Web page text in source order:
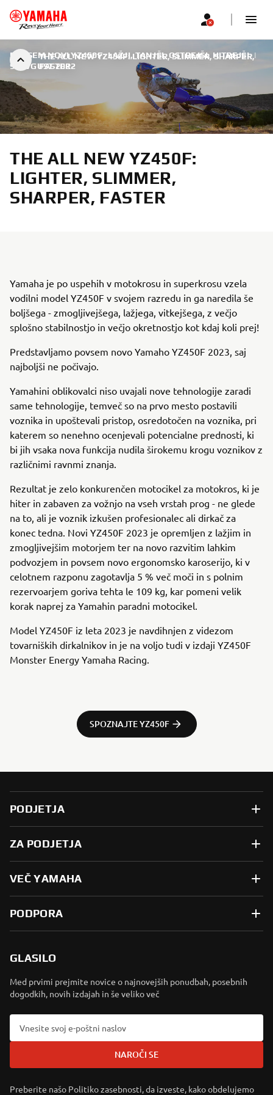
THE ALL NEW YZ450F: LIGHTER, SLIMMER, SHARPER,
FASTER
POVSEM NOVI YZ450F: LAŽJI, TANJŠI, OSTREJŠI, HITREJŠI |
9. AVGUST 2022
THE ALL NEW YZ450F:
LIGHTER, SLIMMER,
SHARPER, FASTER
Yamaha je po uspehih v motokrosu in superkrosu vzela
vodilni model YZ450F v svojem razredu in ga naredila še
boljšega - zmogljivejšega, lažjega, vitkejšega, z večjo
splošno stabilnostjo in večjo okretnostjo kot kdaj koli prej!
Predstavljamo povsem novo Yamaho YZ450F 2023, saj
najboljši ne počivajo.
Yamahini oblikovalci niso uvajali nove tehnologije zaradi
same tehnologije, temveč so na prvo mesto postavili
voznika in upoštevali pristop, osredotočen na voznika, pri
katerem so nenehno ocenjevali potencialne prednosti, ki
bi jih vsaka nova funkcija nudila širokemu krogu voznikov z
različnimi ravnmi znanja.
Rezultat je zelo konkurenčen motocikel za motokros, ki je
hiter in zabaven za vožnjo na vseh vrstah prog - ne glede
na to, ali je voznik izkušen profesionalec ali dirkač za
konec tedna. Novi YZ450F 2023 je opremljen z lažjim in
zmogljivejšim motorjem ter na novo razvitim lahkim
podvozjem in povsem novo ergonomsko karoserijo, ki v
celotnem razponu zagotavlja 5 % več moči in s polnim
rezervoarjem goriva tehta le 109 kg, kar pomeni velik
korak naprej za Yamahin paradni motocikel.
Model YZ450F iz leta 2023 je navdihnjen z videzom
tovarniških dirkalnikov in je na voljo tudi v izdaji YZ450F
Monster Energy Yamaha Racing.
SPOZNAJTE YZ450F
PODJETJA
ZA PODJETJA
VEČ YAMAHA
PODPORA
GLASILO
Med prvimi prejmite novice o najnovejših ponudbah, posebnih
dogodkih, novih izdajah in še veliko več
NAROČI SE
Preberite našo Politiko zasebnosti, da izveste, kako obdelujemo